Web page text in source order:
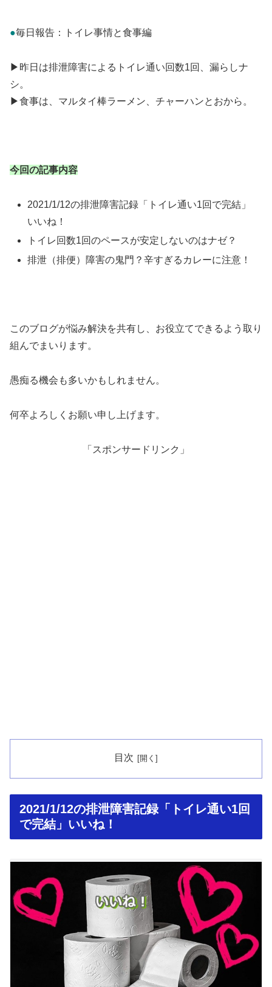
●毎日報告：トイレ事情と食事編
▶昨日は排泄障害によるトイレ通い回数1回、漏らしナ
シ。
▶食事は、マルタイ棒ラーメン、チャーハンとおから。
今回の記事内容
2021/1/12の排泄障害記録「トイレ通い1回で完結」
いいね！
トイレ回数1回のペースが安定しないのはナゼ？
排泄（排便）障害の鬼門？辛すぎるカレーに注意！
このブログが悩み解決を共有し、お役立てできるよう取り
組んでまいります。
愚痴る機会も多いかもしれません。
何卒よろしくお願い申し上げます。
「スポンサードリンク」
目次
2021/1/12の排泄障害記録「トイレ通い1回
で完結」いいね！